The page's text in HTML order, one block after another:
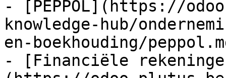
- [PEPPOL](https://
knowledge-hub/
en-boekhouding/
- [Financiële